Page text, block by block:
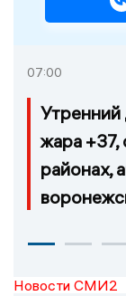
07:00
жара
районах,
Новости СМИ2